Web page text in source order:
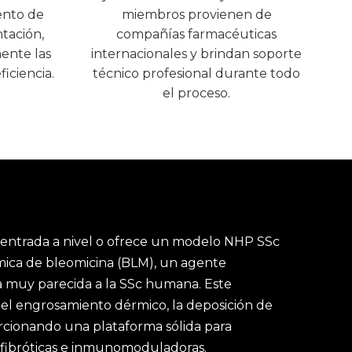
de
las
miembros provienen de
compañías farmacéuticas
internacionales y brindan soporte
técnico profesional durante todo
el proceso.
a nivel o ofrece un modelo NHP SSc
de bleomicina (BLM), un agente
parecida a la SSc humana. Este
engrosamiento dérmico, la deposición de
una plataforma sólida para
e inmunomoduladoras.